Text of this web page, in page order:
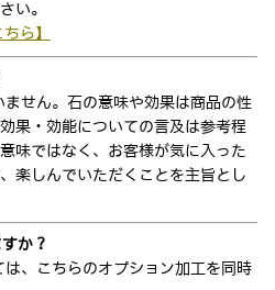
い。
ら】
せん。石の意味や効果は商品の性
果・効能についての言及は参考程
味ではなく、お客様が気に入った
楽しんでいただくことを主旨とし
か？
、こちらのオプション加工を同時